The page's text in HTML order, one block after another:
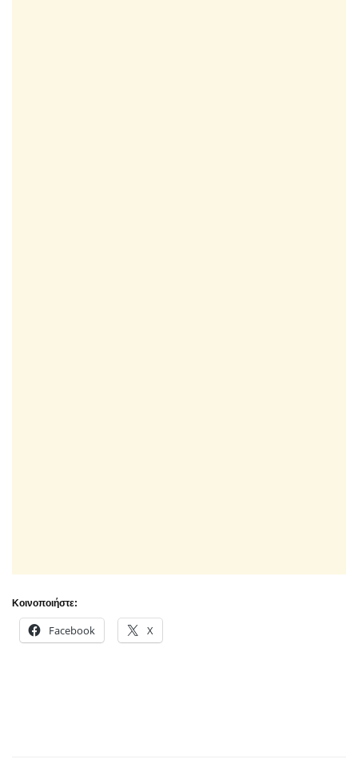
Κοινοποιήστε:
Facebook X